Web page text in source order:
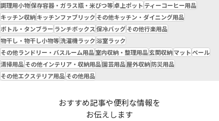
調理用小物保存容器・ガラス瓶・米びつ等卓上ポット ティーコーヒー用品
キッチン収納キッチンファブリック その他キッチン・ダイニング用品
ボトル・タンブラー ランチボックス保冷バッグその他行楽用品
物干し・物干し小物等洗濯機ラック浴室ラック
その他ランドリー・バスルーム用品室内収納・整理用品玄関収納マットペール
清掃用品 その他インテリア・収納用品園芸用品屋外収納防災用品
その他エクステリア用品 その他用品
おすすめ記事や便利な情報を
お伝えします